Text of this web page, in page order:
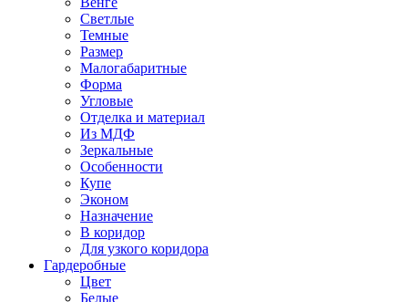
Светлые
Темные
Размер
Малогабаритные
Форма
Угловые
Отделка и материал
Из МДФ
Зеркальные
Особенности
Купе
Эконом
Назначение
В коридор
Для узкого коридора
Гардеробные
Цвет
Белые